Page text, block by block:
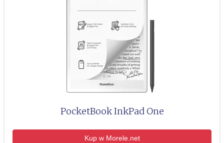
PocketBook InkPad One
Kup w Morele.net